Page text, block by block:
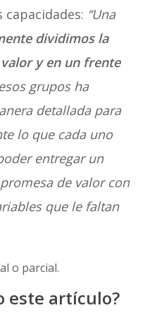
“Una
dividimos la
y en un frente
grupos ha
detallada para
lo que cada uno
entregar un
de valor con
que le faltan
o parcial.
este artículo?